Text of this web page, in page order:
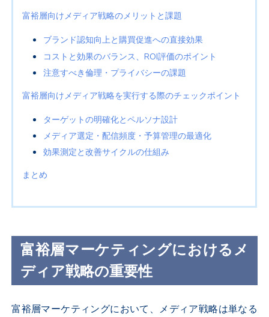
富裕層向けメディア戦略のメリットと課題
ブランド認知向上と購買促進への直接効果
コストと効果のバランス、ROI評価のポイント
注意すべき倫理・プライバシーの課題
富裕層向けメディア戦略を実行する際のチェックポイント
ターゲットの明確化とペルソナ設計
メディア選定・配信頻度・予算管理の最適化
効果測定と改善サイクルの仕組み
まとめ
富裕層マーケティングにおけるメ
ディア戦略の重要性
富裕層マーケティングにおいて、メディア戦略は単なる